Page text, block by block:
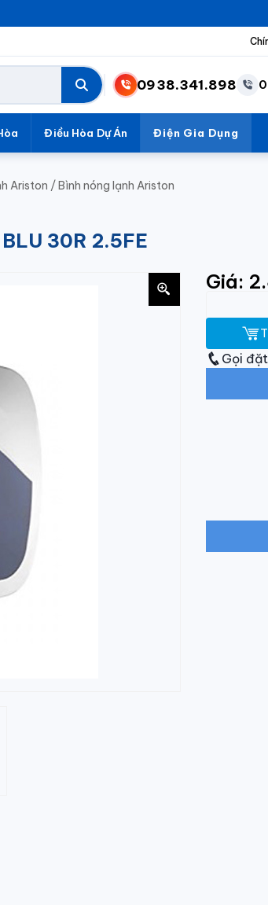
0938.341.898
Điều Hòa Dự Án Điện Gia Dụng
Ariston /Bình nóng lạnh Ariston
30R 2.5FE
Giá:
Gọi